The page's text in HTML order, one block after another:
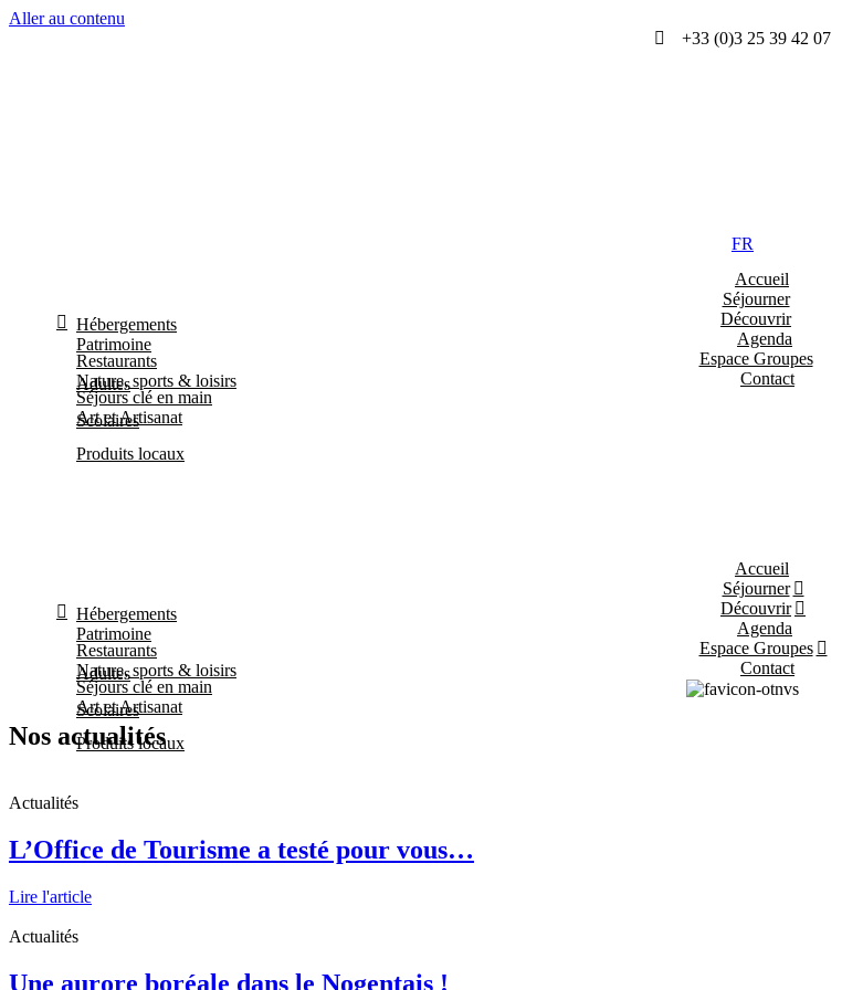
Aller au contenu
+33 (0)3 25 39 42 07
FR
Accueil
Séjourner
Hébergements
Restaurants
Séjours clé en main
Découvrir
Patrimoine
Nature, sports & loisirs
Art et Artisanat
Produits locaux
Agenda
Espace Groupes
Adultes
Scolaires
Contact
Accueil
Séjourner
Hébergements
Restaurants
Séjours clé en main
Découvrir
Patrimoine
Nature, sports & loisirs
Art et Artisanat
Produits locaux
Agenda
Espace Groupes
Adultes
Scolaires
Contact
Nos actualités
Actualités
L’Office de Tourisme a testé pour vous…
Lire l'article
Actualités
Une aurore boréale dans le Nogentais !